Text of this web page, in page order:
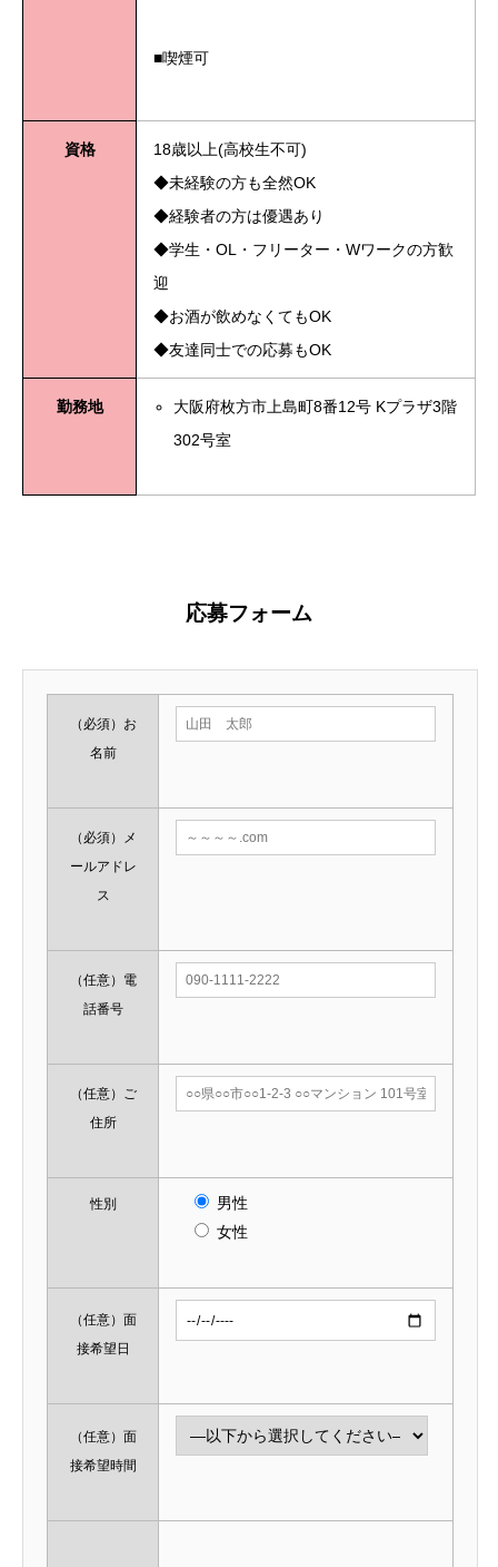
■喫煙可
資格
18歳以上(高校生不可)
◆未経験の方も全然OK
◆経験者の方は優遇あり
◆学生・OL・フリーター・Wワークの方歓
迎
◆お酒が飲めなくてもOK
◆友達同士での応募もOK
勤務地
大阪府枚方市上島町8番12号 Kプラザ3階
302号室
応募フォーム
（必須） お
名前
（必須）
メ
ールアドレ
ス
（任意） 電
話番号
（任意） ご
住所
性別
男性
女性
（任意） 面
接希望日
（任意） 面
接希望時間